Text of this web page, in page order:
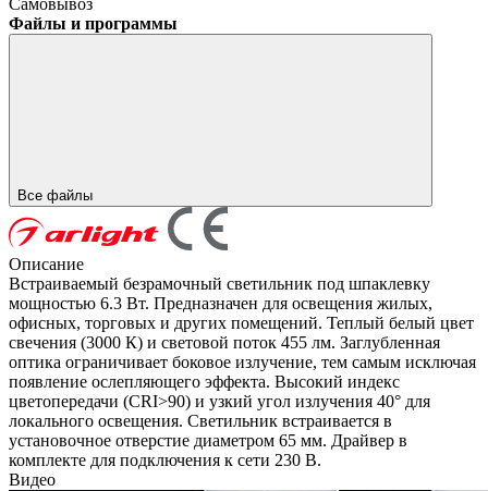
Самовывоз
Файлы и программы
Все файлы
Описание
Встраиваемый безрамочный светильник под шпаклевку
мощностью 6.3 Вт. Предназначен для освещения жилых,
офисных, торговых и других помещений. Теплый белый цвет
свечения (3000 К) и световой поток 455 лм. Заглубленная
оптика ограничивает боковое излучение, тем самым исключая
появление ослепляющего эффекта. Высокий индекс
цветопередачи (CRI>90) и узкий угол излучения 40° для
локального освещения. Светильник встраивается в
установочное отверстие диаметром 65 мм. Драйвер в
комплекте для подключения к сети 230 В.
Видео